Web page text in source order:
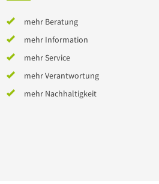
mehr Beratung
mehr Information
mehr Service
mehr Verantwortung
mehr Nachhaltigkeit